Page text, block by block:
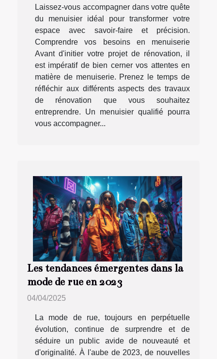
Laissez-vous accompagner dans votre quête
du menuisier idéal pour transformer votre
espace avec savoir-faire et précision.
Comprendre vos besoins en menuiserie
Avant d'initier votre projet de rénovation, il
est impératif de bien cerner vos attentes en
matière de menuiserie. Prenez le temps de
réfléchir aux différents aspects des travaux
de rénovation que vous souhaitez
entreprendre. Un menuisier qualifié pourra
vous accompagner...
Les tendances émergentes dans la
mode de rue en 2023
04/04/2025
La mode de rue, toujours en perpétuelle
évolution, continue de surprendre et de
séduire un public avide de nouveauté et
d'originalité. À l'aube de 2023, de nouvelles